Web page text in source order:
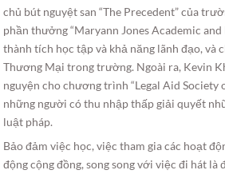
chủ bút nguyệt san “The Precedent” của
phần thưởng “Maryann Jones Academic
thành tích học tập và khả năng lãnh đạo, và
Thương Mại trong trường. Ngoài ra, Kevin
nguyện cho chương trình “Legal Aid Society
những người có thu nhập thấp giải quyết
luật pháp.
Bảo đảm việc học, việc tham gia các hoạt
động cộng đồng, song song với việc đi hát là